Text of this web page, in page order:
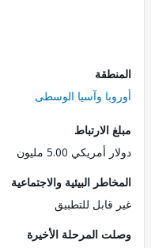
وآسيا الوسطى
5.00 مليون
البيئية والاجتماعية
للتطبيق
المرحلة الأخيرة